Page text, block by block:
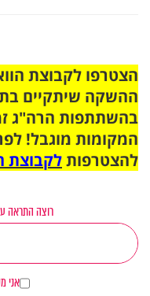
ההשקה שיתקיים
בהשתתפות הרה"ג
המקומות מוגבל!
להצטרפותלקבוצת
רוצה התראה
אני